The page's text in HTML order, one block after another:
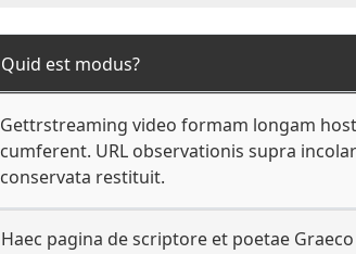
Quid est modus?
Gettrstreaming video formam longam
cumferent. URL observationis supra
conservata restituit.
Haec pagina de scriptore et poetae